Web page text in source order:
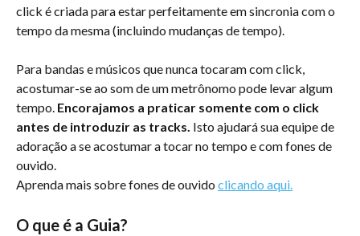
click é criada para estar perfeitamente em sincronia com o
tempo da mesma (incluindo mudanças de tempo).
Para bandas e músicos que nunca tocaram com click,
acostumar-se ao som de um metrônomo pode levar algum
tempo. Encorajamos a praticar somente com o click
antes de introduzir as tracks. Isto ajudará sua equipe de
adoração a se acostumar a tocar no tempo e com fones de
ouvido.
Aprenda mais sobre fones de ouvido clicando aqui.
O que é a Guia?